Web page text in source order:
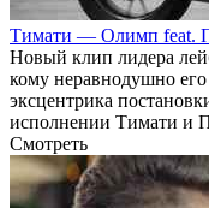
Тимати — Олимп feat.
Новый клип лидера
кому неравнодушно его
эксцентрика
исполнении Тимати и
Смотреть